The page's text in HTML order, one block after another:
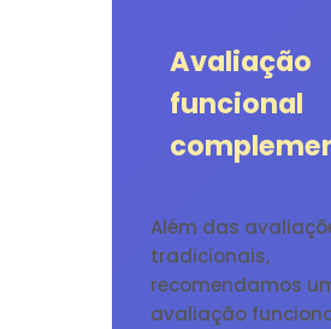
Avaliação
funcional
Além das
tradicionais,
recomendamos
avaliação